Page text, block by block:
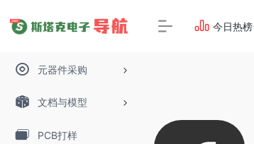
元器件采购
文档与模型
PCB打样
今日热榜